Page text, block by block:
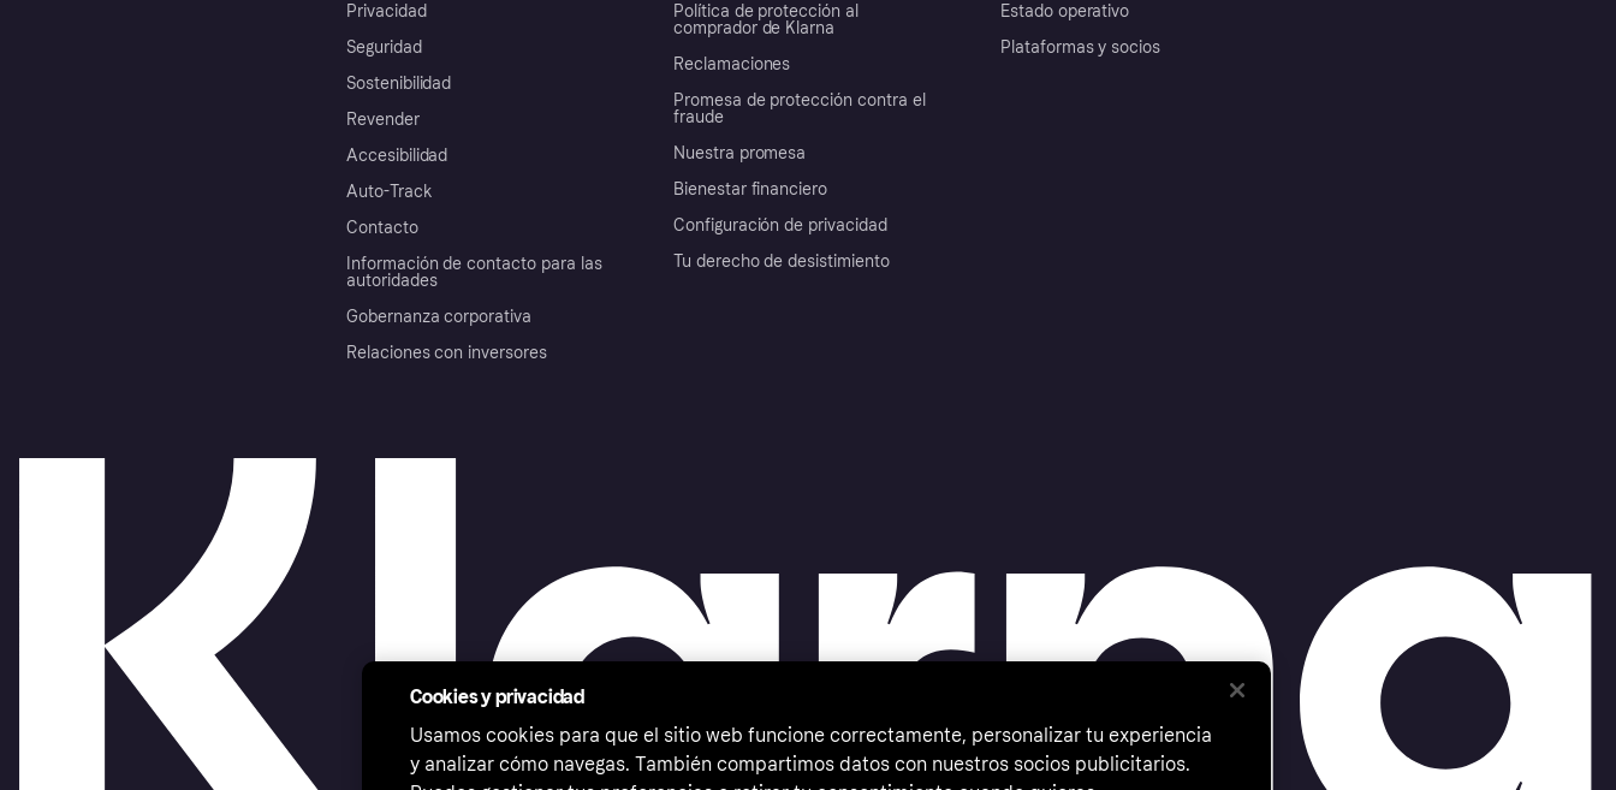
Privacidad
Seguridad
Sostenibilidad
Revender
Accesibilidad
Auto-Track
Contacto
Información de contacto para las
autoridades
Gobernanza corporativa
Relaciones con inversores
Política de protección al
comprador de Klarna
Reclamaciones
Promesa de protección contra el
fraude
Nuestra promesa
Bienestar financiero
Configuración de privacidad
Tu derecho de desistimiento
Estado operativo
Plataformas y socios
Cookies y privacidad
Usamos cookies para que el sitio web funcione correctamente, personalizar tu experiencia
y analizar cómo navegas. También compartimos datos con nuestros socios publicitarios.